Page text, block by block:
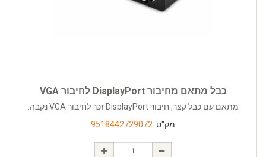
כבל מתאם מחיבור DisplayPort לחיבור VGA
מתאם עם כבל קצר, חיבור DisplayPort זכר לחיבור VGA נקבה.
מק"ט: 9518442729072